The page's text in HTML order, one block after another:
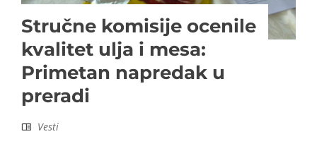
Stručne komisije ocenile
kvalitet ulja i mesa:
Primetan napredak u
preradi
Vesti